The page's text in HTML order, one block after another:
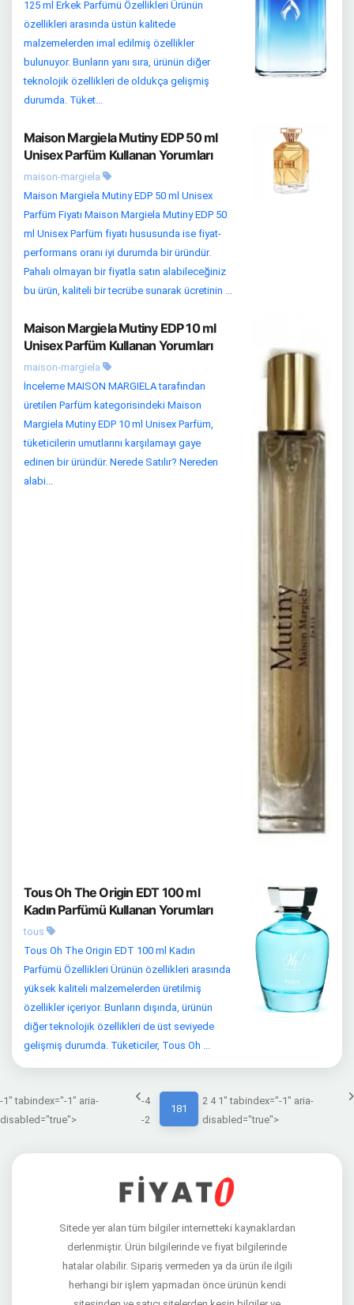
125 ml Erkek Parfümü Özellikleri Ürünün
özellikleri arasında üstün kalitede
malzemelerden imal edilmiş özellikler
bulunuyor. Bunların yanı sıra, ürünün diğer
teknolojik özellikleri de oldukça gelişmiş
durumda. Tüket...
Maison Margiela Mutiny EDP 50 ml
Unisex Parfüm Kullanan Yorumları
maison-margiela
Maison Margiela Mutiny EDP 50 ml Unisex
Parfüm Fiyatı Maison Margiela Mutiny EDP 50
ml Unisex Parfüm fiyatı hususunda ise fiyat-
performans oranı iyi durumda bir üründür.
Pahalı olmayan bir fiyatla satın alabileceğiniz
bu ürün, kaliteli bir tecrübe sunarak ücretinin ...
Maison Margiela Mutiny EDP 10 ml
Unisex Parfüm Kullanan Yorumları
maison-margiela
İnceleme MAISON MARGIELA tarafından
üretilen Parfüm kategorisindeki Maison
Margiela Mutiny EDP 10 ml Unisex Parfüm,
tüketicilerin umutlarını karşılamayı gaye
edinen bir üründür. Nerede Satılır? Nereden
alabi...
Tous Oh The Origin EDT 100 ml
Kadın Parfümü Kullanan Yorumları
tous
Tous Oh The Origin EDT 100 ml Kadın
Parfümü Özellikleri Ürünün özellikleri arasında
yüksek kaliteli malzemelerden üretilmiş
özellikler içeriyor. Bunların dışında, ürünün
diğer teknolojik özellikleri de üst seviyede
gelişmiş durumda. Tüketiciler, Tous Oh ...
-1" tabindex="-1" aria-
disabled="true">
-4
-2
181
2 4 1" tabindex="-1" aria-
disabled="true">
Sitede yer alan tüm bilgiler internetteki kaynaklardan
derlenmiştir. Ürün bilgilerinde ve fiyat bilgilerinde
hatalar olabilir. Sipariş vermeden ya da ürün ile ilgili
herhangi bir işlem yapmadan önce ürünün kendi